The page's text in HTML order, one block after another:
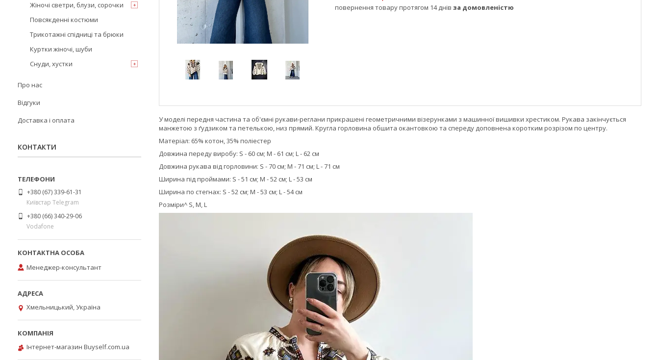
повернення товару протягом 14 днів за домовленістю
У моделі передня частина та об'ємні рукави-реглани прикрашені геометричними візерунками з машинної вишивки хрестиком. Рукава закінчується
манжетою з ґудзиком та петелькою, низ прямий. Кругла горловина обшита окантовкою та спереду доповнена коротким розрізом по центру.
Матеріал: 65% котон, 35% поліестер
Довжина переду виробу: S - 60 см; M - 61 см; L - 62 см
Довжина рукава від горловини: S - 70 см; M - 71 см; L - 71 см
Ширина під проймами: S - 51 см; M - 52 см; L - 53 см
Ширина по стегнах: S - 52 см; M - 53 см; L - 54 см
Розміри^ S, M, L
Жіночі светри, блузи, сорочки
Повсякденні костюми
Трикотажні спідниці та брюки
Куртки жіночі, шуби
Снуди, хустки
Про нас
Відгуки
Доставка і оплата
КОНТАКТИ
+380 (67) 339-61-31
Київстар Telegram
+380 (66) 340-29-06
Vodafone
Менеджер-консультант
Хмельницький, Україна
Інтернет-магазин Buyself.com.ua